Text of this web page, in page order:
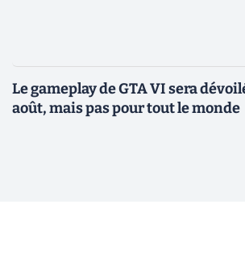
Le gameplay de GTA VI sera
août, mais pas pour tout le monde